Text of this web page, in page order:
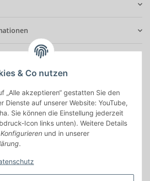
& Co nutzen
„Alle akzeptieren“ gestatten Sie den
Dienste auf unserer Website: YouTube,
Sie können die Einstellung jederzeit
Icon links unten). Weitere Details
Konfigurieren und in unserer
.
Felder sind Pflichtfelder.